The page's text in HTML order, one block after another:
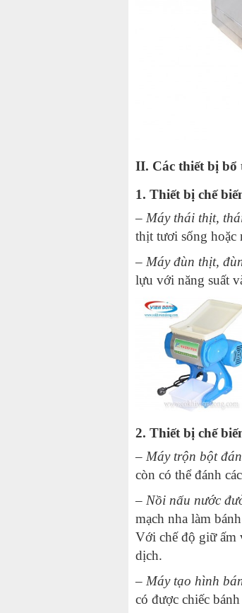
II. Các thiết bị bổ
1. Thiết bị chế
– Máy thái thịt,
thịt tươi sống hoặc
– Máy đùn thịt,
lựu với năng suất
2. Thiết bị chế
– Máy trộn bột
còn có thể đánh
– Nồi nấu nước
mạch nha làm
Với chế độ giữ ấm
dịch.
– Máy tạo hình
có được chiếc